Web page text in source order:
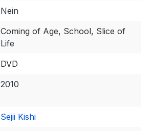
Nein
Coming of Age, School, Slice of
Life
DVD
2010
Sejii Kishi